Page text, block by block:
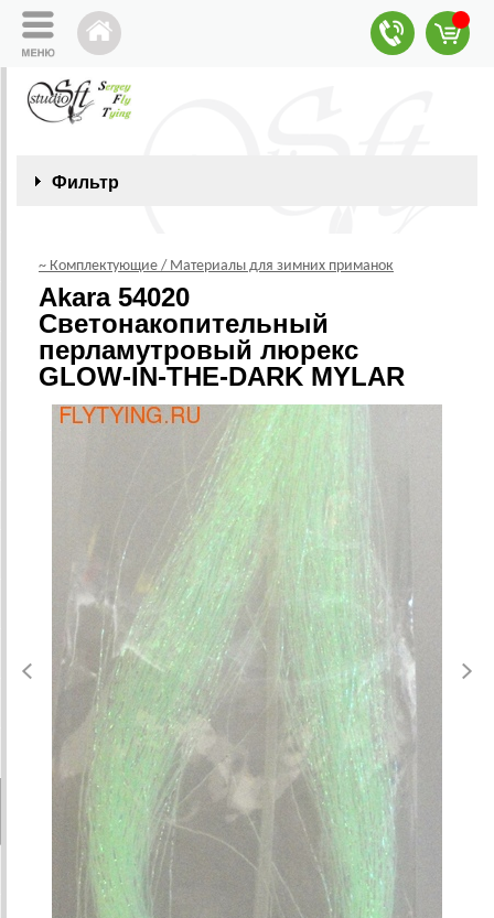
Фильтр
~ Комплектующие / Материалы для зимних приманок
Akara 54020
Светонакопительный
перламутровый люрекс
GLOW-IN-THE-DARK MYLAR